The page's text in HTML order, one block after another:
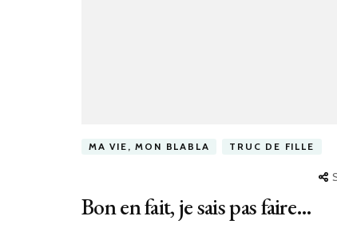
MA VIE, MON BLABLA TRUC DE FILLE
Bon en fait, je sais pas faire…